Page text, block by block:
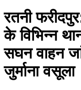
रतनी
के विभिन्न
सघन वाहन
जुर्माना वसूला